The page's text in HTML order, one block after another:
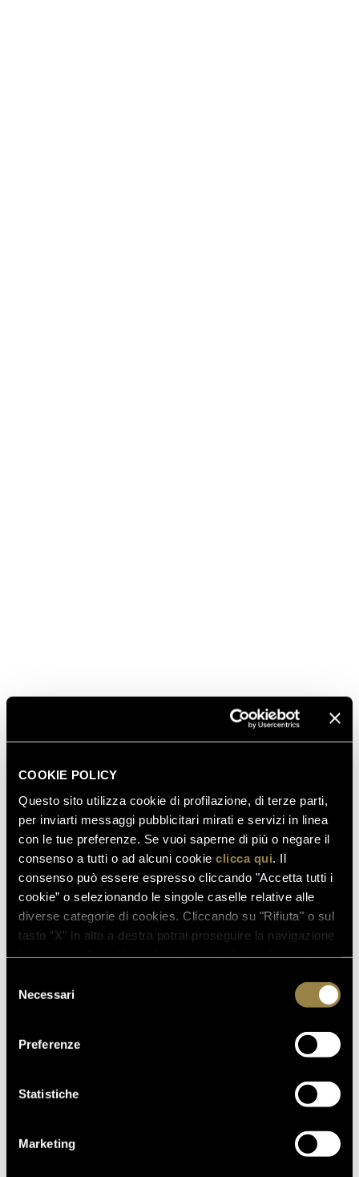
COOKIE POLICY
Questo sito utilizza cookie di profilazione, di terze parti,
per inviarti messaggi pubblicitari mirati e servizi in linea
con le tue preferenze. Se vuoi saperne di più o negare il
consenso a tutti o ad alcuni cookie clicca qui . Il
consenso può essere espresso cliccando "Accetta tutti i
cookie” o selezionando le singole caselle relative alle
diverse categorie di cookies. Cliccando su "Rifiuta" o sul
tasto “X” in alto a destra potrai proseguire la navigazione
delNecessari
Preferenze
Statistiche
Marketing